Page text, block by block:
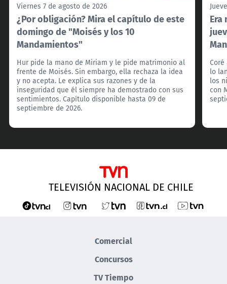
Viernes 7 de agosto de 2026
¿Por obligación? Mira el capítulo de este
domingo de "Moisés y los 10
Mandamientos"
Hur pide la mano de Miriam y le pide matrimonio al
frente de Moisés. Sin embargo, ella rechaza la idea
y no acepta. Le explica sus razones y de la
inseguridad que él siempre ha demostrado con sus
sentimientos. Capítulo disponible hasta 09 de
septiembre de 2026.
lo
los
con
TELEVISIÓN NACIONAL DE CHILE
Comercial
Concursos
TV Tiempo